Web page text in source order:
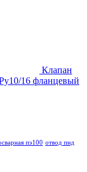
Клапан
16 фланцевый
пэ100 отвод пнд